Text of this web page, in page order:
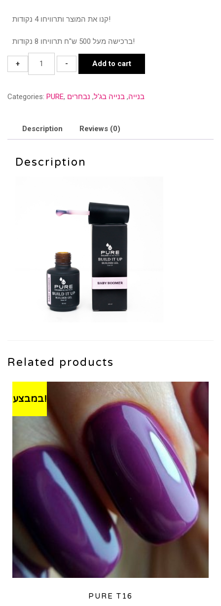
קנו את המוצר ותרוויחו 4 נקודות!
ברכישה מעל 500 ש"ח תרוויחו 8 נקודות!
+
Pure
-
בנייה
-
Build
- Add to cart
Categories: PURE, בנייה, בנייה בג'ל, נבחרים
Description Reviews (0)
Description
Related products
במבצע!
PURE T16